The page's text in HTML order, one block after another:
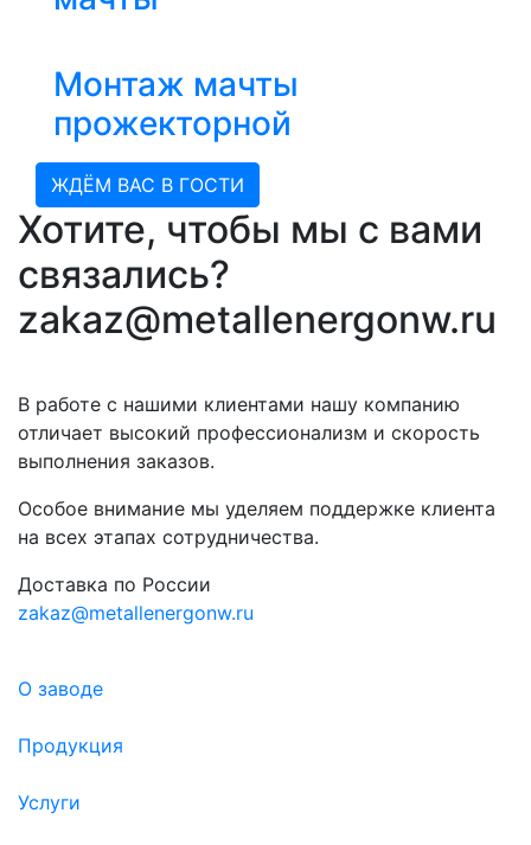
Монтаж мачты
прожекторной
ЖДЁМ ВАС В ГОСТИ
Хотите, чтобы мы с вами
связались?
zakaz@metallenergonw.ru
В работе с нашими клиентами нашу компанию
отличает высокий профессионализм и скорость
выполнения заказов.
Особое внимание мы уделяем поддержке клиента
на всех этапах сотрудничества.
Доставка по России
zakaz@metallenergonw.ru
О заводе
Продукция
Услуги